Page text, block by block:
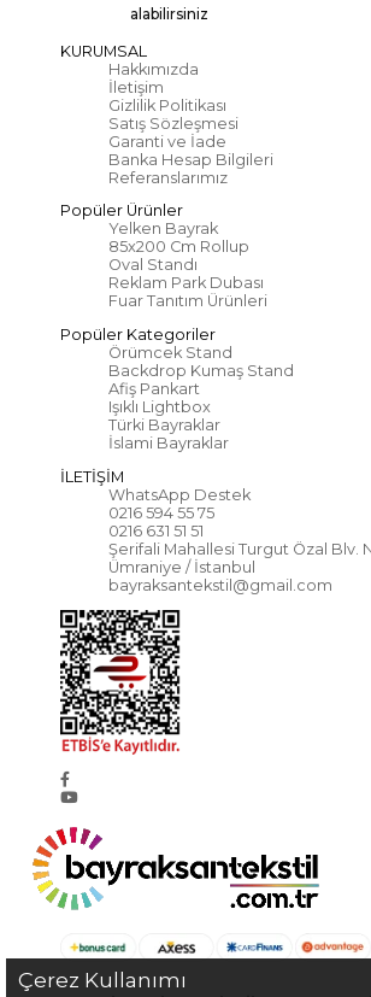
alabilirsiniz
KURUMSAL
Hakkımızda
İletişim
Gizlilik Politikası
Satış Sözleşmesi
Garanti ve İade
Banka Hesap Bilgileri
Referanslarımız
Popüler Ürünler
Yelken Bayrak
85x200 Cm Rollup
Oval Standı
Reklam Park Dubası
Fuar Tanıtım Ürünleri
Popüler Kategoriler
Örümcek Stand
Backdrop Kumaş Stand
Afiş Pankart
Işıklı Lightbox
Türki Bayraklar
İslami Bayraklar
İLETİŞİM
WhatsApp Destek
0216 594 55 75
0216 631 51 51
Şerifali Mahallesi Turgut Özal Blv.
Ümraniye / İstanbul
bayraksantekstil@gmail.com
Çerez Kullanımı